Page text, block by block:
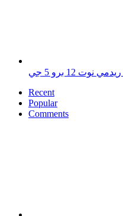
Recent
Popular
Comments